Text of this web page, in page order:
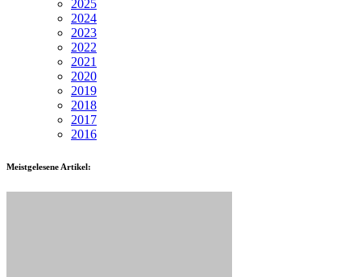
2025
2024
2023
2022
2021
2020
2019
2018
2017
2016
Meistgelesene Artikel: